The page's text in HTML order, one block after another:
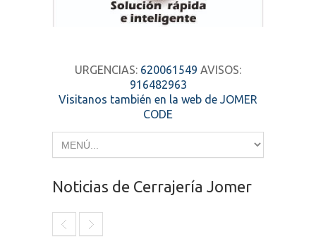
URGENCIAS: 620061549 AVISOS:
916482963
Visitanos también en la web de JOMER
CODE
Noticias de Cerrajería Jomer